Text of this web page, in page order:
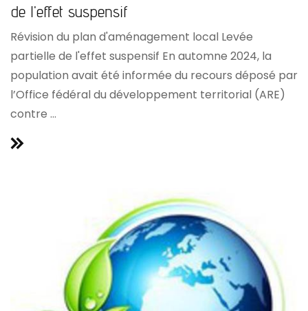
de l'effet suspensif
Révision du plan d'aménagement local Levée
partielle de l'effet suspensif En automne 2024, la
population avait été informée du recours déposé par
l’Office fédéral du développement territorial (ARE)
contre ...